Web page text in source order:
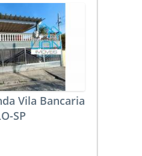
Vila Bancaria
SP